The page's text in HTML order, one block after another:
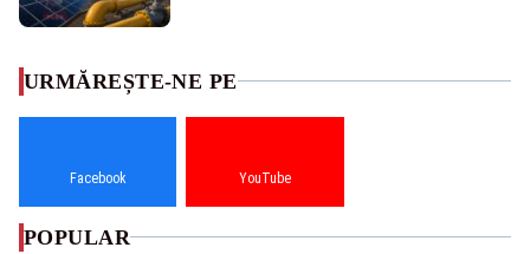
URMĂREȘTE-NE PE
Facebook YouTube
POPULAR